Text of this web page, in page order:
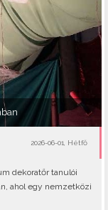
2026-06-01, Hétfő
dekoratőr tanulói
ahol egy nemzetközi